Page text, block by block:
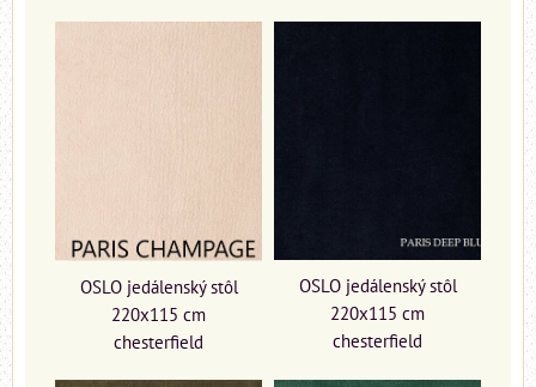
OSLO jedálenský stôl
220x115 cm
chesterfield
OSLO jedálenský stôl
220x115 cm
chesterfield